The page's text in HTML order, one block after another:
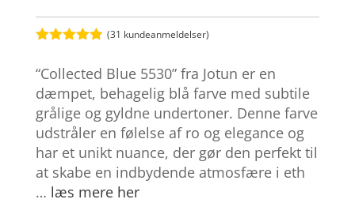
ud af 5
baseret på
kundebedøm
melser
(31 kundeanmeldelser)
“Collected Blue 5530” fra Jotun er en
dæmpet, behagelig blå farve med subtile
grålige og gyldne undertoner. Denne farve
udstråler en følelse af ro og elegance og
har et unikt nuance, der gør den perfekt til
at skabe en indbydende atmosfære i eth
… læs mere her